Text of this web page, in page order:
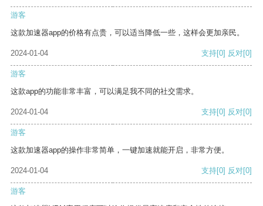
游客
这款加速器app的价格有点贵，可以适当降低一些，这样会更加亲民。
2024-01-04 支持[0] 反对[0]
游客
这款app的功能非常丰富，可以满足我不同的社交需求。
2024-01-04 支持[0] 反对[0]
游客
这款加速器app的操作非常简单，一键加速就能开启，非常方便。
2024-01-04 支持[0] 反对[0]
游客